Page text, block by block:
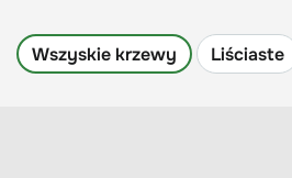
Wszyskie krzewy Liściaste